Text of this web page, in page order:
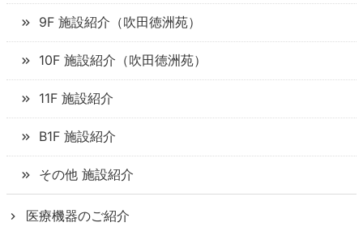
9F 施設紹介（吹田徳洲苑）
10F 施設紹介（吹田徳洲苑）
11F 施設紹介
B1F 施設紹介
その他 施設紹介
医療機器のご紹介